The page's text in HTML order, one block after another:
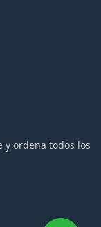
y ordena todos los